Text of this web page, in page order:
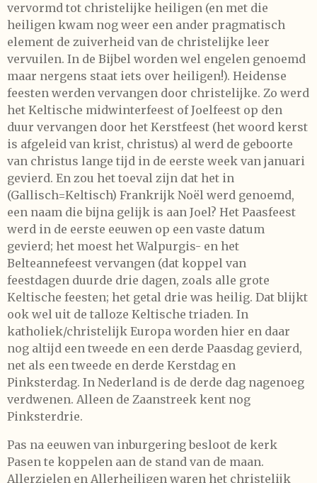
vervormd tot christelijke heiligen (en met die
heiligen kwam nog weer een ander pragmatisch
element de zuiverheid van de christelijke leer
vervuilen. In de Bijbel worden wel engelen genoemd
maar nergens staat iets over heiligen!). Heidense
feesten werden vervangen door christelijke. Zo werd
het Keltische midwinterfeest of Joelfeest op den
duur vervangen door het Kerstfeest (het woord kerst
is afgeleid van krist, christus) al werd de geboorte
van christus lange tijd in de eerste week van januari
gevierd. En zou het toeval zijn dat het in
(Gallisch=Keltisch) Frankrijk Noël werd genoemd,
een naam die bijna gelijk is aan Joel? Het Paasfeest
werd in de eerste eeuwen op een vaste datum
gevierd; het moest het Walpurgis- en het
Belteannefeest vervangen (dat koppel van
feestdagen duurde drie dagen, zoals alle grote
Keltische feesten; het getal drie was heilig. Dat blijkt
ook wel uit de talloze Keltische triaden. In
katholiek/christelijk Europa worden hier en daar
nog altijd een tweede en een derde Paasdag gevierd,
net als een tweede en derde Kerstdag en
Pinksterdag. In Nederland is de derde dag nagenoeg
verdwenen. Alleen de Zaanstreek kent nog
Pinksterdrie.
Pas na eeuwen van inburgering besloot de kerk
Pasen te koppelen aan de stand van de maan.
Allerzielen en Allerheiligen waren het christelijk